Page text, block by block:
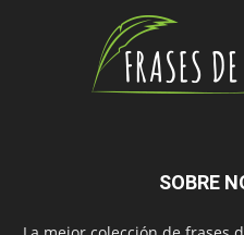
SOBRE